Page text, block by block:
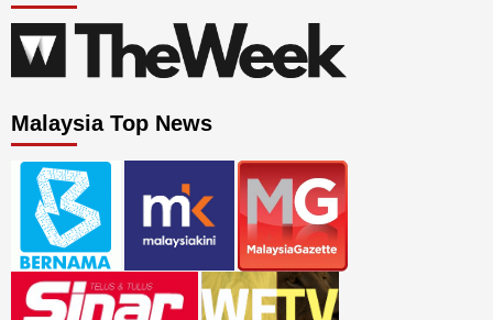
Malaysia Top News